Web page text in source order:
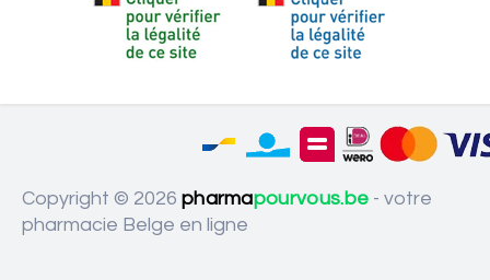
Copyright © 2026 pharmapourvous.be - votre
pharmacie Belge en ligne